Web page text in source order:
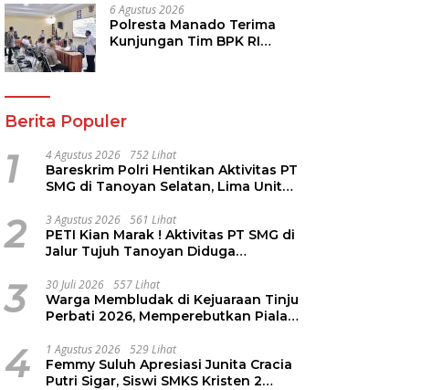
6 Agustus 2026
Polresta Manado Terima
Kunjungan Tim BPK RI
Berita Populer
1 4 Agustus 2026 752 Lihat
Bareskrim Polri Hentikan Aktivitas PT
SMG di Tanoyan Selatan, Lima Unit
2 3 Agustus 2026 561 Lihat
PETI Kian Marak ! Aktivitas PT SMG di
Jalur Tujuh Tanoyan Diduga
3 30 Juli 2026 557 Lihat
Warga Membludak di Kejuaraan Tinju
Perbati 2026, Memperebutkan Piala
4 1 Agustus 2026 529 Lihat
Femmy Suluh Apresiasi Junita Cracia
Putri Sigar, Siswi SMKS Kristen 2